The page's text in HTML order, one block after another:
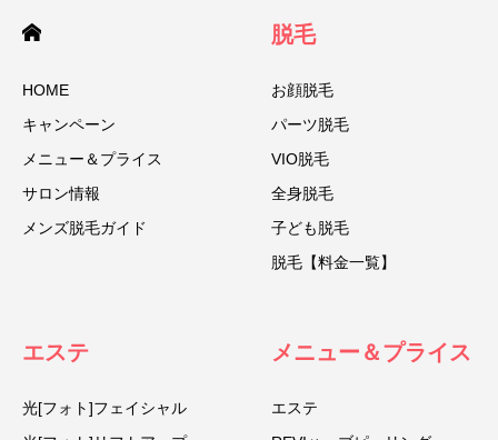
HOME
キャンペーン
メニュー＆プライス
サロン情報
メンズ脱毛ガイド
脱毛
お顔脱毛
パーツ脱毛
VIO脱毛
全身脱毛
子ども脱毛
脱毛【料金一覧】
エステ
光[フォト]フェイシャル
メニュー＆プライス
エステ